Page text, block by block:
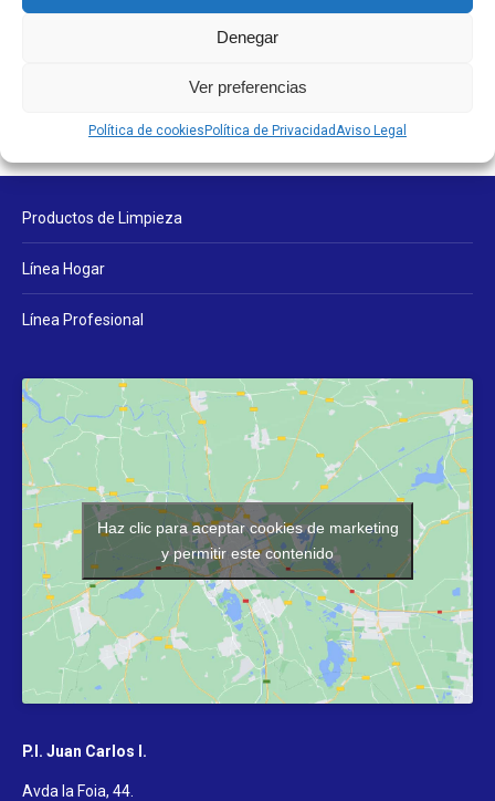
Denegar
Ver preferencias
Política de cookiesPolítica de Privacidad Aviso Legal
Otros Limpiadores
Productos de Limpieza
Línea Hogar
Línea Profesional
Haz clic para aceptar cookies de marketing
y permitir este contenido
P.I. Juan Carlos I.
Avda la Foia, 44.